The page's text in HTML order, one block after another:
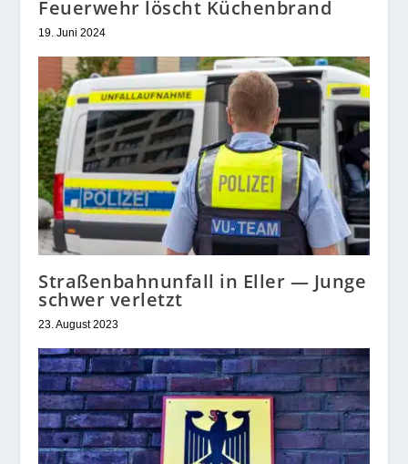
Feuerwehr löscht Küchenbrand
19. Juni 2024
Straßenbahnunfall in Eller — Junge
schwer verletzt
23. August 2023